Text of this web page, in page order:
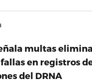
multas
en registros
del DRNA